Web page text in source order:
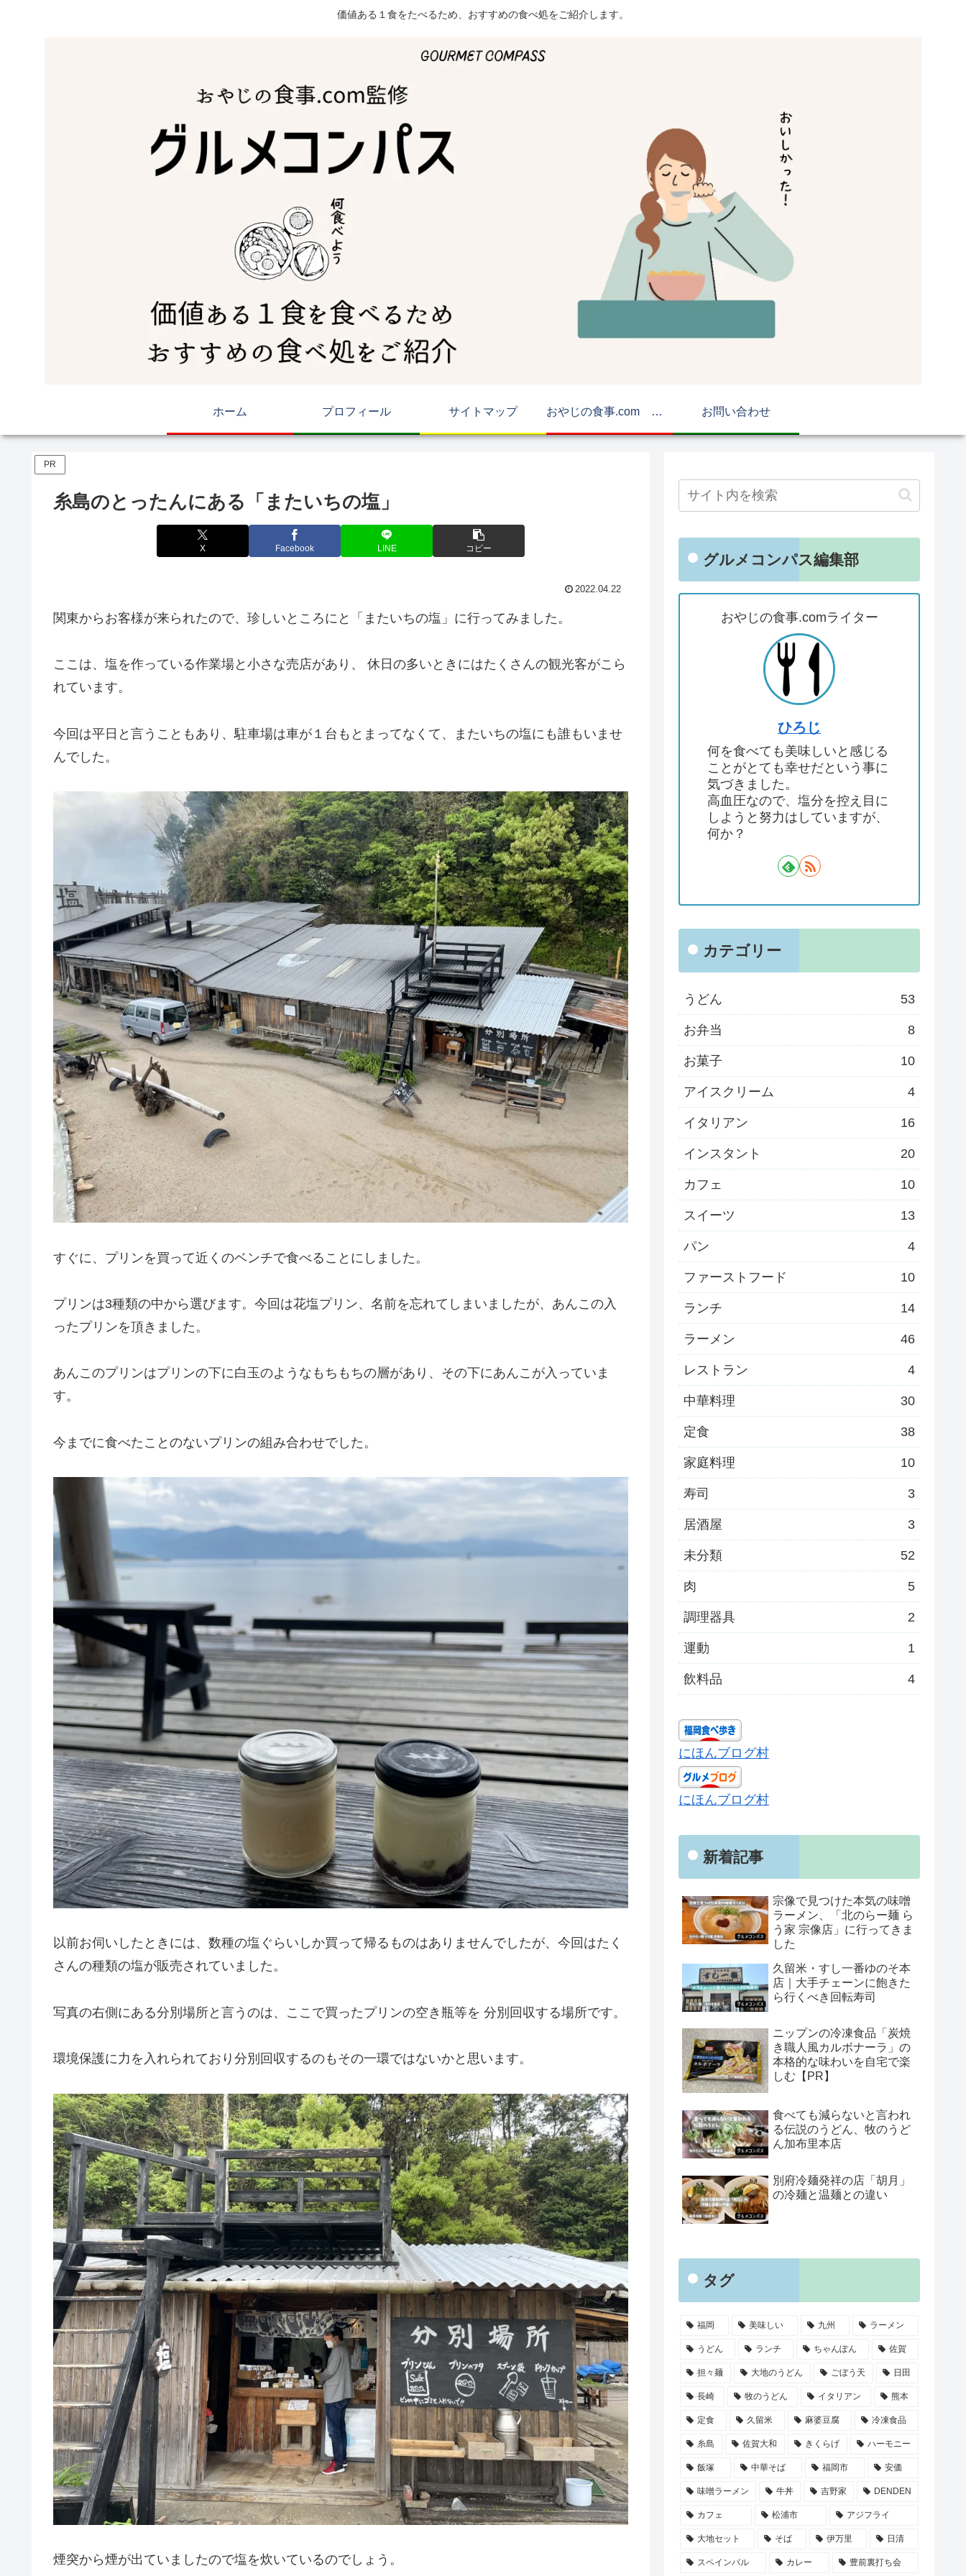
価値ある１食をたべるため、おすすめの食べ処をご紹介します。
ホーム プロフィール サイトマップ おやじの食事.com マップ お問い合わせ
PR
糸島のとったんにある「またいちの塩」
X Facebook LINE コピー
2022.04.22
関東からお客様が来られたので、珍しいところにと「またいちの塩」に行ってみました。
ここは、塩を作っている作業場と小さな売店があり、 休日の多いときにはたくさんの観光客がこら
れています。
今回は平日と言うこともあり、駐車場は車が１台もとまってなくて、またいちの塩にも誰もいませ
んでした。
すぐに、プリンを買って近くのベンチで食べることにしました。
プリンは3種類の中から選びます。今回は花塩プリン、名前を忘れてしまいましたが、あんこの入
ったプリンを頂きました。
あんこのプリンはプリンの下に白玉のようなもちもちの層があり、その下にあんこが入っていま
す。
今までに食べたことのないプリンの組み合わせでした。
以前お伺いしたときには、数種の塩ぐらいしか買って帰るものはありませんでしたが、今回はたく
さんの種類の塩が販売されていました。
写真の右側にある分別場所と言うのは、ここで買ったプリンの空き瓶等を 分別回収する場所です。
環境保護に力を入れられており分別回収するのもその一環ではないかと思います。
煙突から煙が出ていましたので塩を炊いているのでしょう。
グルメコンパス編集部
おやじの食事.comライター
ひろじ
何を食べても美味しいと感じる
ことがとても幸せだという事に
気づきました。
高血圧なので、塩分を控え目に
しようと努力はしていますが、
何か？
カテゴリー
うどん 53
お弁当 8
お菓子 10
アイスクリーム 4
イタリアン 16
インスタント 20
カフェ 10
スイーツ 13
パン 4
ファーストフード 10
ランチ 14
ラーメン 46
レストラン 4
中華料理 30
定食 38
家庭料理 10
寿司 3
居酒屋 3
未分類 52
肉 5
調理器具 2
運動 1
飲料品 4
にほんブログ村
にほんブログ村
新着記事
宗像で見つけた本気の味噌
ラーメン、「北のらー麺 ら
う家 宗像店」に行ってきま
した
久留米・すし一番ゆのそ本
店｜大手チェーンに飽きた
ら行くべき回転寿司
ニップンの冷凍食品「炭焼
き職人風カルボナーラ」の
本格的な味わいを自宅で楽
しむ【PR】
食べても減らないと言われ
る伝説のうどん、牧のうど
ん加布里本店
別府冷麺発祥の店「胡月」
の冷麺と温麺との違い
タグ
福岡 美味しい 九州 ラーメン
うどん ランチ ちゃんぽん 佐賀
担々麺 大地のうどん ごぼう天 日田
長崎 牧のうどん イタリアン 熊本
定食 久留米 麻婆豆腐 冷凍食品
糸島 佐賀大和 きくらげ ハーモニー
飯塚 中華そば 福岡市 安価
味噌ラーメン 牛丼 吉野家 DENDEN
カフェ 松浦市 アジフライ
大地セット そば 伊万里 日清
スペインバル カレー 豊前裏打ち会